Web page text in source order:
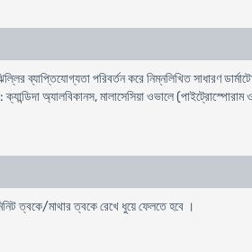
ব্যাপ্তিযোগ্যতা পরিবর্তন করে নিম্নলিখিত সাধারণ
অ্যালবিকানস, মালাসেসিয়া ওভালে (পাইট্রোস্পোরাম
ত্বকে/মাথার ত্বকে রেখে ধুয়ে ফেলতে হবে ।